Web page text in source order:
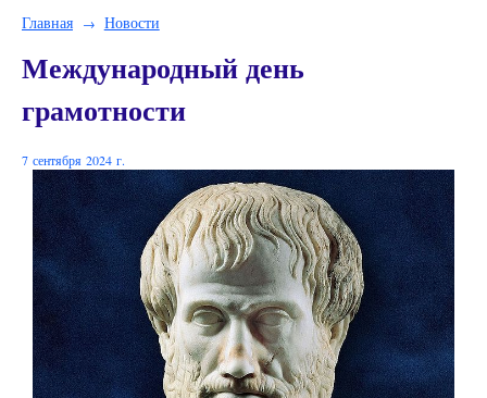
Главная → Новости
Международный день
грамотности
7 сентября 2024 г.